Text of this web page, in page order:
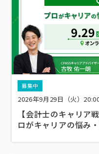
募集中
2026年9月29日（火）
【会計士のキャリア
ロがキャリアの悩み